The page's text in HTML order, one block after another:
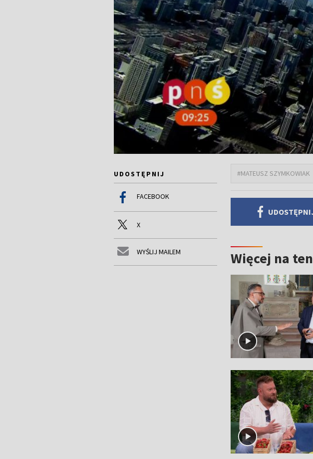
UDOSTĘPNIJ
FACEBOOK
X
WYŚLIJ MAILEM
#MATEUSZ SZYMKOWIAK
Więcej na